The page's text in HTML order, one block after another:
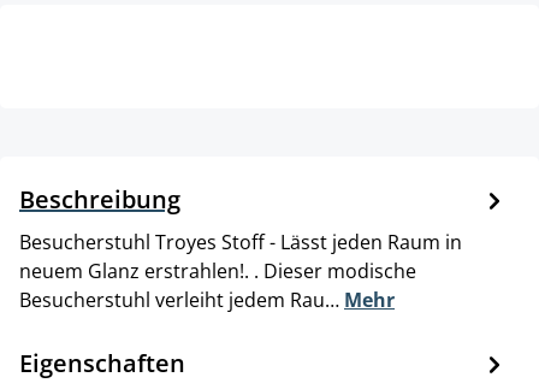
Beschreibung
Besucherstuhl Troyes Stoff - Lässt jeden Raum in
neuem Glanz erstrahlen!. . Dieser modische
Besucherstuhl verleiht jedem Rau… Mehr
Eigenschaften